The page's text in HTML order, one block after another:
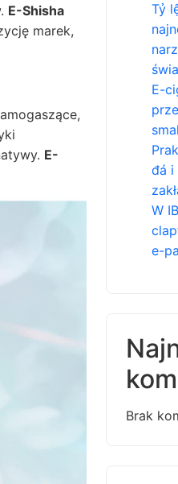
E-Shisha
marek,
E-
Tỷ
E-
đá i
W
e-
Brak